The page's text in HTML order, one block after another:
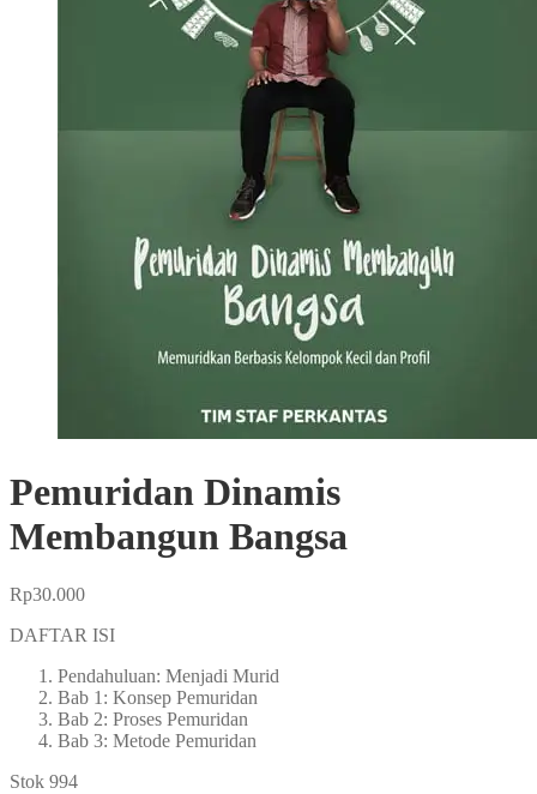
Pemuridan Dinamis
Membangun Bangsa
Rp30.000
DAFTAR ISI
Pendahuluan: Menjadi Murid
Bab 1: Konsep Pemuridan
Bab 2: Proses Pemuridan
Bab 3: Metode Pemuridan
Stok 994